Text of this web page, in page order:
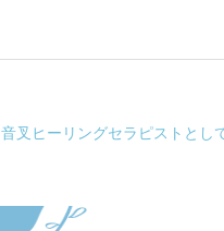
音叉ヒーリングセラピストとし